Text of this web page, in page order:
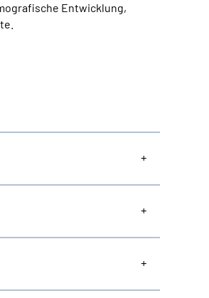
Entwicklung,